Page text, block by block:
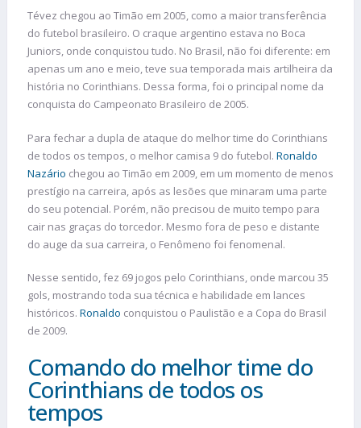
Tévez chegou ao Timão em 2005, como a maior transferência
do futebol brasileiro. O craque argentino estava no Boca
Juniors, onde conquistou tudo. No Brasil, não foi diferente: em
apenas um ano e meio, teve sua temporada mais artilheira da
história no Corinthians. Dessa forma, foi o principal nome da
conquista do Campeonato Brasileiro de 2005.
Para fechar a dupla de ataque do melhor time do Corinthians
de todos os tempos, o melhor camisa 9 do futebol. Ronaldo
Nazário chegou ao Timão em 2009, em um momento de menos
prestígio na carreira, após as lesões que minaram uma parte
do seu potencial. Porém, não precisou de muito tempo para
cair nas graças do torcedor. Mesmo fora de peso e distante
do auge da sua carreira, o Fenômeno foi fenomenal.
Nesse sentido, fez 69 jogos pelo Corinthians, onde marcou 35
gols, mostrando toda sua técnica e habilidade em lances
históricos. Ronaldo conquistou o Paulistão e a Copa do Brasil
de 2009.
Comando do melhor time do
Corinthians de todos os
tempos